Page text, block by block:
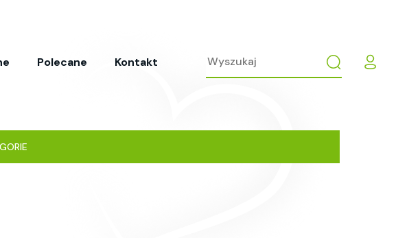
Polecane Kontakt